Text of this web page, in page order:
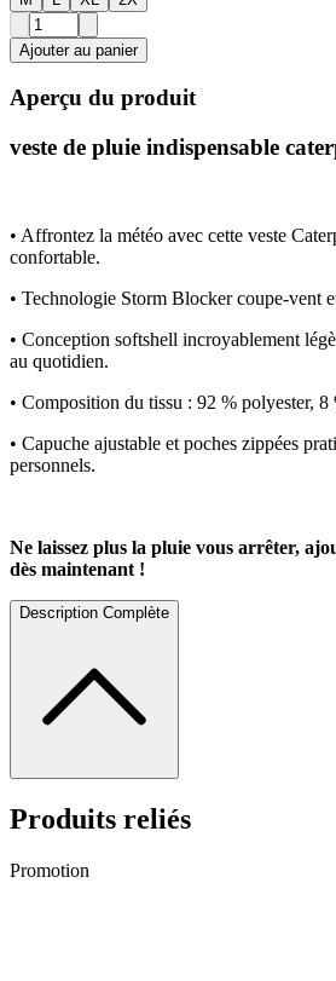
Ajouter au panier
Aperçu du produit
veste de pluie indispensable
• Affrontez la météo avec cette veste
confortable.
• Technologie Storm Blocker coupe-vent
• Conception softshell incroyablement
au quotidien.
• Composition du tissu : 92 % polyester, 8
• Capuche ajustable et poches zippées
personnels.
Ne laissez plus la pluie vous arrêter,
dès maintenant !
Description Complète
Produits reliés
Promotion